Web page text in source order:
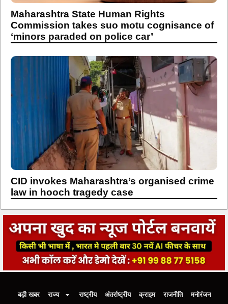
Maharashtra State Human Rights
Commission takes suo motu cognisance of
‘minors paraded on police car’
CID invokes Maharashtra’s organised crime
law in hooch tragedy case
बड़ी खबर राज्य राष्ट्रीय अंतर्राष्ट्रीय क्राइम राजनीति
मनोरंजन